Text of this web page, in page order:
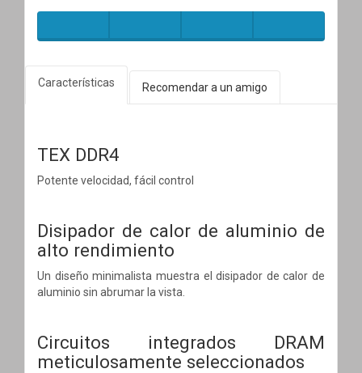
Características Recomendar a un amigo
TEX DDR4
Potente velocidad, fácil control
Disipador de calor de aluminio de
alto rendimiento
Un diseño minimalista muestra el disipador de calor de
aluminio sin abrumar la vista.
Circuitos integrados DRAM
meticulosamente seleccionados